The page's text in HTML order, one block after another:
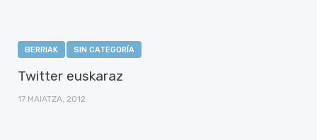
BERRIAK SIN CATEGORÍA
Twitter euskaraz
17 MAIATZA, 2012